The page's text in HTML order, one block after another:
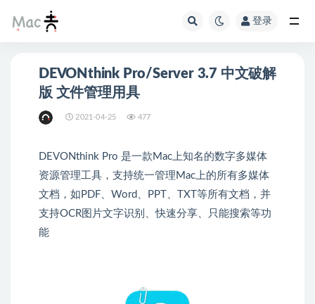
登录
DEVONthink Pro/Server 3.7 中文破解
版 文件管理用具
2021-04-25 477
DEVONthink Pro 是一款Mac上知名的数字多媒体
资源管理工具，支持统一管理Mac上的所有多媒体
文档，如PDF、Word、PPT、TXT等所有文档，并
支持OCR图片文字识别、快速分享、只能搜索等功
能